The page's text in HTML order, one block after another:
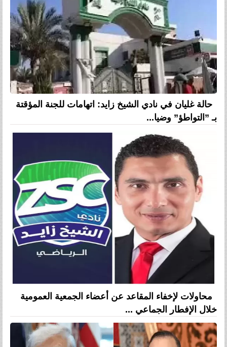
حالة غليان في نادي الشيخ زايد: اتهامات للجنة المؤقتة
بـ ”التواطؤ” وضيا...
محاولات لإخفاء المقاعد عن أعضاء الجمعية العمومية
خلال الإفطار الجماعي ...